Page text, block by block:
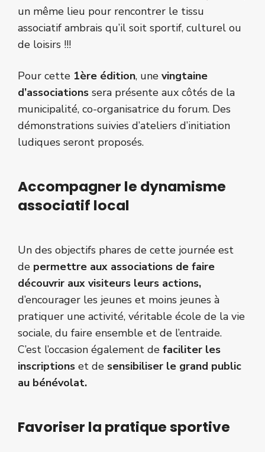
un même lieu pour rencontrer le tissu
associatif ambrais qu’il soit sportif, culturel ou
de loisirs !!!
Pour cette 1ère édition, une vingtaine
d’associations sera présente aux côtés de la
municipalité, co-organisatrice du forum. Des
démonstrations suivies d’ateliers d’initiation
ludiques seront proposés.
Accompagner le dynamisme
associatif local
Un des objectifs phares de cette journée est
de permettre aux associations de faire
découvrir aux visiteurs leurs actions,
d’encourager les jeunes et moins jeunes à
pratiquer une activité, véritable école de la vie
sociale, du faire ensemble et de l’entraide.
C’est l’occasion également de faciliter les
inscriptions et de sensibiliser le grand public
au bénévolat.
Favoriser la pratique sportive